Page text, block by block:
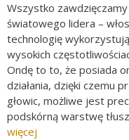
Wszystko
światowego lidera –
technologię
wysokich
Ondę to to, że posiada
działania, dzięki czemu
głowic, możliwe jest
podskórną warstwę
więcej